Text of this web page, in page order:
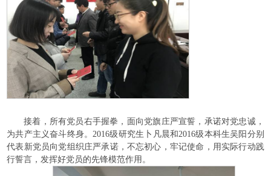
接着，所有党员右手握拳，面向党旗庄严宣誓，承诺对党忠诚，
为共产主义奋斗终身。2016级研究生卜凡晨和2016级本科生吴阳分别
代表新党员向党组织庄严承诺，不忘初心，牢记使命，用实际行动践
行誓言，发挥好党员的先锋模范作用。